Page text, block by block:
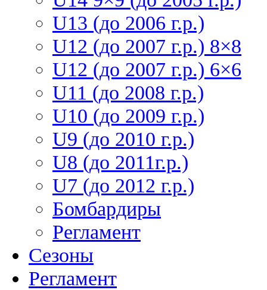
U13 (до 2006 г.р.)
U12 (до 2007 г.р.) 8×8
U12 (до 2007 г.р.) 6×6
U11 (до 2008 г.р.)
U10 (до 2009 г.р.)
U9 (до 2010 г.р.)
U8 (до 2011г.р.)
U7 (до 2012 г.р.)
Бомбардиры
Регламент
Сезоны
Регламент